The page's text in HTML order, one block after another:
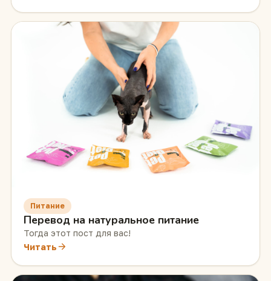
Питание
Перевод на натуральное питание
Тогда этот пост для вас!
Читать